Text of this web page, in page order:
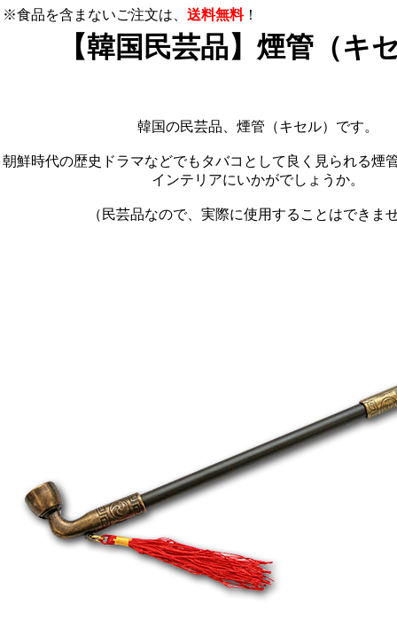
※食品を含まないご注文は、 送料無料！
【韓国民芸品】煙管（キ
韓国の民芸品、煙管（キセル）です。
朝鮮時代の歴史ドラマなどでもタバコとして良く見られる煙
インテリアにいかがでしょうか。
（民芸品なので、実際に使用することはできま